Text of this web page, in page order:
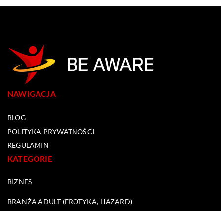
NAWIGACJA
BLOG
POLITYKA PRYWATNOŚCI
REGULAMIN
KATEGORIE
BIZNES
BRANŻA ADULT (EROTYKA, HAZARD)